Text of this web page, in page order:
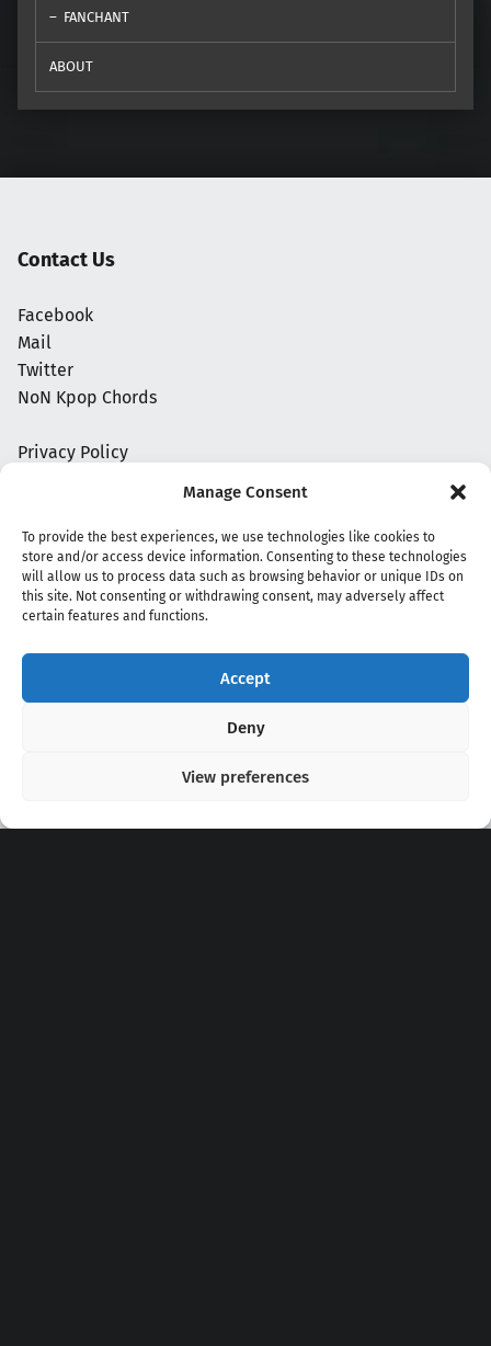
Manage Consent
To provide the best experiences, we use technologies like cookies to
store and/or access device information. Consenting to these technologies
will allow us to process data such as browsing behavior or unique IDs on
this site. Not consenting or withdrawing consent, may adversely affect
certain features and functions.
Accept
Deny
View preferences
FANCHANT
ABOUT
Contact Us
Facebook
Mail
Twitter
NoN Kpop Chords
Privacy Policy